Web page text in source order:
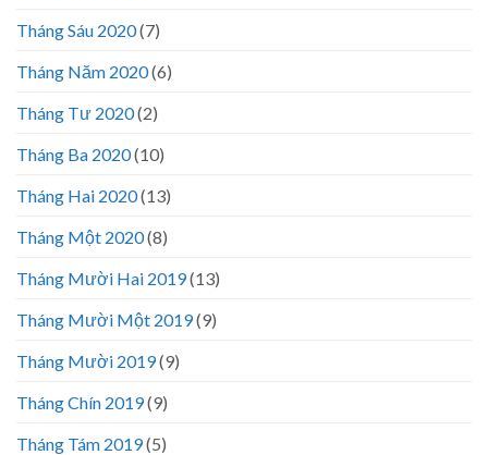
Tháng Sáu 2020(7)
Tháng Năm 2020(6)
Tháng Tư 2020(2)
Tháng Ba 2020(10)
Tháng Hai 2020(13)
Tháng Một 2020(8)
Tháng Mười Hai 2019(13)
Tháng Mười Một 2019(9)
Tháng Mười 2019(9)
Tháng Chín 2019(9)
Tháng Tám 2019(5)